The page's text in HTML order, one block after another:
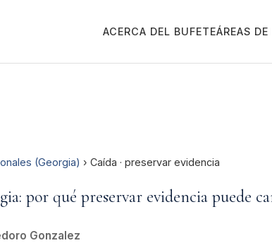
ACERCA DEL BUFETEÁREAS
(Georgia) › Caída · preservar evidencia
por qué preservar evidencia puede
Gonzalez